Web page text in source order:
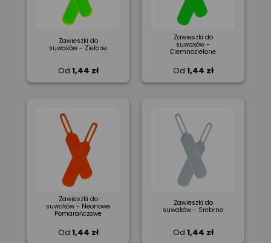
Zawieszki do
suwaków - Zielone
Od 1,44 zł
Zawieszki do
suwaków -
Ciemnozielone
Od 1,44 zł
Zawieszki do
suwaków - Neonowe
Pomarańczowe
Od 1,44 zł
Zawieszki do
suwaków - Srebrne
Od 1,44 zł